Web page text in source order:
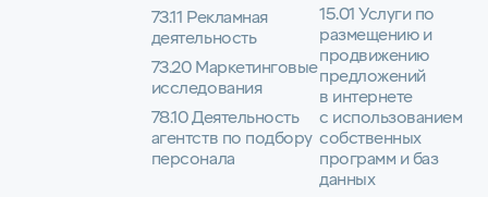
73.11 Рекламная
деятельность
73.20 Маркетинговые
исследования
78.10 Деятельность
агентств по подбору
персонала
15.01 Услуги по
размещению и
продвижению
предложений
в интернете
с использованием
собственных
программ и баз
данных